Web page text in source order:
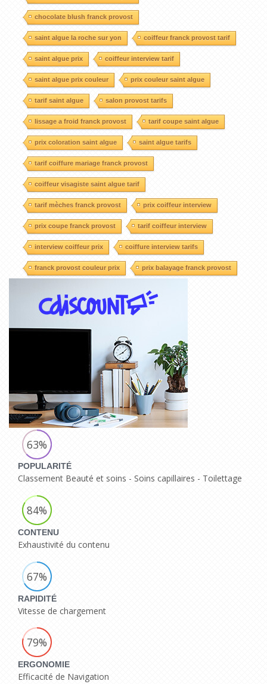
chocolate blush franck provost
saint algue la roche sur yon coiffeur franck provost tarif
saint algue prix coiffeur interview tarif
saint algue prix couleur prix couleur saint algue
tarif saint algue salon provost tarifs
lissage a froid franck provost tarif coupe saint algue
prix coloration saint algue saint algue tarifs
tarif coiffure mariage franck provost
coiffeur visagiste saint algue tarif
tarif mèches franck provost prix coiffeur interview
prix coupe franck provost tarif coiffeur interview
interview coiffeur prix coiffure interview tarifs
franck provost couleur prix prix balayage franck provost
63%
POPULARITÉ
Classement Beauté et soins - Soins capillaires - Toilettage
84%
CONTENU
Exhaustivité du contenu
67%
RAPIDITÉ
Vitesse de chargement
79%
ERGONOMIE
Efficacité de Navigation